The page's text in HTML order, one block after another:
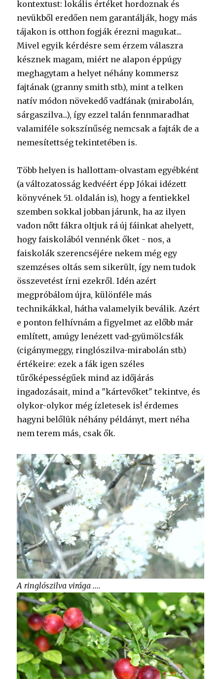
kontextust: lokális értéket hordoznak és
nevükből eredően nem garantálják, hogy más
tájakon is otthon fogják érezni magukat...
Mivel egyik kérdésre sem érzem válaszra
késznek magam, miért ne alapon éppúgy
meghagytam a helyet néhány kommersz
fajtának (granny smith stb.), mint a telken
natív módon növekedő vadfának (mirabolán,
sárgaszilva...), így ezzel talán fennmaradhat
valamiféle sokszínűség nemcsak a fajták de a
nemesítettség tekintetében is.
Több helyen is hallottam-olvastam egyébként
(a változatosság kedvéért épp Jókai idézett
könyvének 51. oldalán is), hogy a fentiekkel
szemben sokkal jobban járunk, ha az ilyen
vadon nőtt fákra oltjuk rá új fáinkat ahelyett,
hogy faiskolából vennénk őket - nos, a
faiskolák szerencséjére nekem még egy
szemzéses oltás sem sikerült, így nem tudok
összevetést írni ezekről. Idén azért
megpróbálom újra, különféle más
technikákkal, hátha valamelyik beválik. Azért
e ponton felhívnám a figyelmet az előbb már
említett, amúgy lenézett vad-gyümölcsfák
(cigánymeggy, ringlószilva-mirabolán stb.)
értékeire: ezek a fák igen széles
tűrőképességűek mind az időjárás
ingadozásait, mind a "kártevőket" tekintve, és
olykor-olykor még ízletesek is! érdemes
hagyni belőlük néhány példányt, mert néha
nem terem más, csak ők.
A ringlószilva virága ....